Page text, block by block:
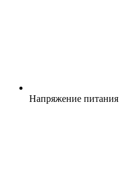
Напряжение питания